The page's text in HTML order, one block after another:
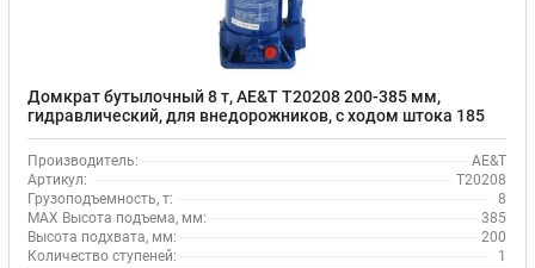
Домкрат бутылочный 8 т, AE&T T20208 200-385 мм,
гидравлический, для внедорожников, с ходом штока 185
мм
Производитель:
AE&T
Артикул:
T20208
Грузоподъемность, т:
8
MAX Высота подъема, мм:
385
Высота подхвата, мм:
200
Количество ступеней:
1